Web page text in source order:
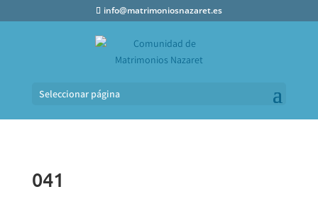
info@matrimoniosnazaret.es
Seleccionar página
041